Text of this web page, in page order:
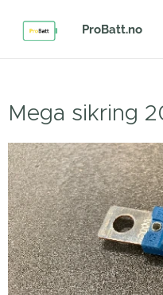
ProBatt.no
Mega sikring